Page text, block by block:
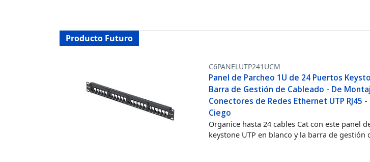
Producto Futuro
C6PANELUTP241UCM
Panel de Parcheo 1U de 24 Puertos
Barra de Gestión de Cableado - De
Conectores de Redes Ethernet UTP RJ45
Ciego
Organice hasta 24 cables Cat con este panel
keystone UTP en blanco y la barra de gestión